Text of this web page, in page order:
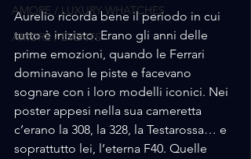
AMORE / LUXURY WHATCHES
AMORE / EVENTS
Aurelio ricorda bene il periodo in cui
tutto è iniziato. Erano gli anni delle
prime emozioni, quando le Ferrari
dominavano le piste e facevano
sognare con i loro modelli iconici. Nei
poster appesi nella sua cameretta
c’erano la 308, la 328, la Testarossa… e
soprattutto lei, l’eterna F40. Quelle